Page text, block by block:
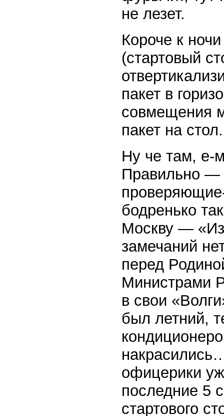
не лезет.
Короче к
(стартовый
пакет в
совмещения
пакет на стол.
Ну че там, е-
Правильно —
бодренько
Москву —
замечаний
перед
Министрами
в свои
был летний,
офицерики уж
последние 5
стартового